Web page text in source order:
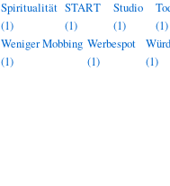
Spiritualität
(1)
START
(1)
Studio
(1)
(1)
Weniger Mobbing
(1)
Werbespot
(1)
(1)